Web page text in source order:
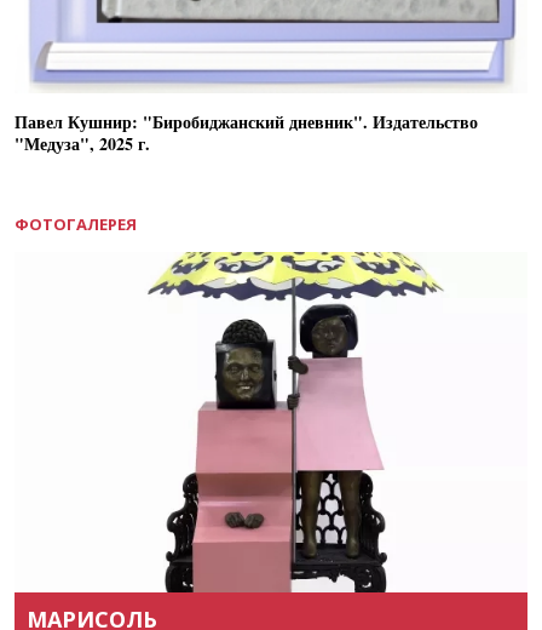
Павел Кушнир: "Биробиджанский дневник". Издательство
"Медуза", 2025 г.
ФОТОГАЛЕРЕЯ
МАРИСОЛЬ